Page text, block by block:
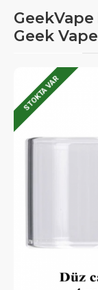
Geek
STOKTA VAR